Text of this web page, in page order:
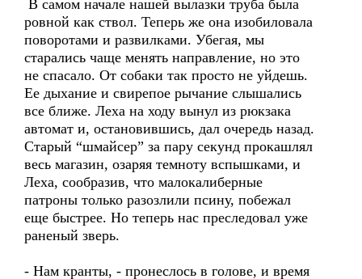
В самом начале нашей вылазки труба была
ровной как ствол. Теперь же она изобиловала
поворотами и развилками. Убегая, мы
старались чаще менять направление, но это
не спасало. От собаки так просто не уйдешь.
Ее дыхание и свирепое рычание слышались
все ближе. Леха на ходу вынул из рюкзака
автомат и, остановившись, дал очередь назад.
Старый “шмайсер” за пару секунд прокашлял
весь магазин, озаряя темноту вспышками, и
Леха, сообразив, что малокалиберные
патроны только разозлили псину, побежал
еще быстрее. Но теперь нас преследовал уже
раненый зверь.
- Нам кранты, - пронеслось в голове, и время